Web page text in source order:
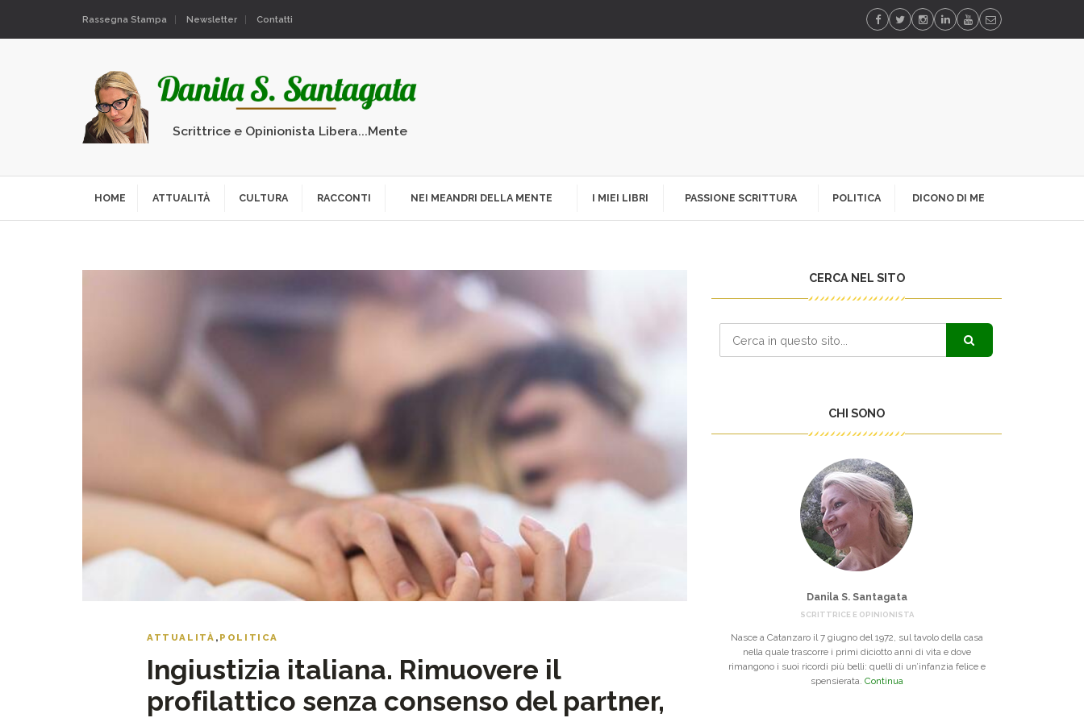
Rassegna Stampa Newsletter Contatti
Scrittrice e Opinionista Libera...Mente
HOME ATTUALITÀ CULTURA RACCONTI NEI MEANDRI DELLA MENTE I MIEI LIBRI PASSIONE SCRITTURA POLITICA DICONO DI ME
ATTUALITÀ , POLITICA
Ingiustizia italiana. Rimuovere il
profilattico senza consenso del partner,
CERCA NEL SITO
CHI SONO
Danila S. Santagata
SCRITTRICE E OPINIONISTA
Nasce a Catanzaro il 7 giugno del 1972, sul tavolo della casa
nella quale trascorre i primi diciotto anni di vita e dove
rimangono i suoi ricordi più belli: quelli di un’infanzia felice e
spensierata. Continua